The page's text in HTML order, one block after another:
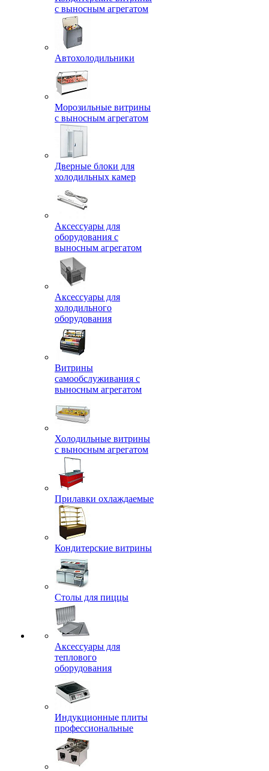
с выносным агрегатом
Автохолодильники
Морозильные витрины
с выносным агрегатом
Дверные блоки для
холодильных камер
Аксессуары для
оборудования с
выносным агрегатом
Аксессуары для
холодильного
оборудования
Витрины
самообслуживания с
выносным агрегатом
Холодильные витрины
с выносным агрегатом
Прилавки охлаждаемые
Кондитерские витрины
Столы для пиццы
Аксессуары для
теплового
оборудования
Индукционные плиты
профессиональные